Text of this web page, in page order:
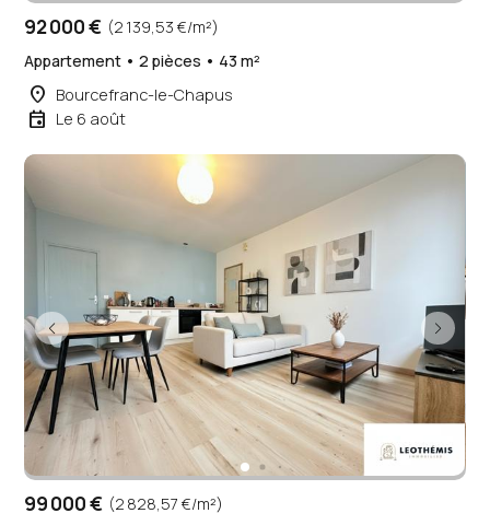
92 000 € (2 139,53 €/m²)
Appartement • 2 pièces • 43 m²
place Bourcefranc-le-Chapus
event Le 6 août
99 000 € (2 828,57 €/m²)